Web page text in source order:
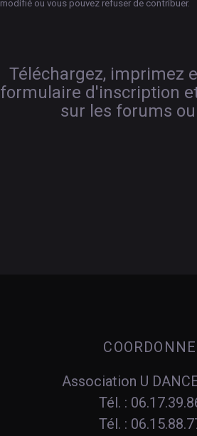
modifié ou vous pouvez refuser de contribuer.
Téléchargez, imprimez
formulaire d'inscription
sur les forums
Association U
Tél. :
Tél. :